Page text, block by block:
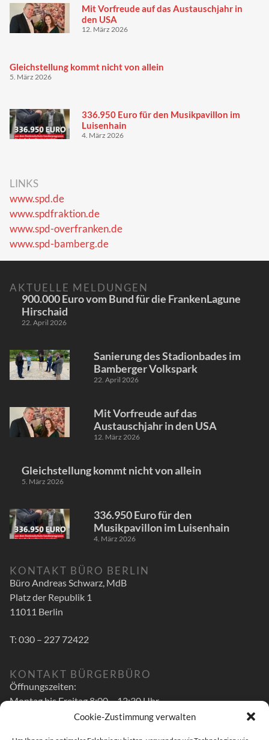
Cookie-Zustimmung verwalten
Mit Vorfreude auf das Austauschjahr in
den USA
12. März 2026
Gleichstellung kommt nicht von allein
5. März 2026
336.950 Euro für den Musikpavillon im
Luisenhain
4. März 2026
LINKS
www.spd.de
www.spdfraktion.de
www.spd-overfranken.de
www.spd-bamberg.de
AKTUELLE MELDUNGEN
900.000 Euro vom Bund für die FrankenLagune
Hirschaid
22. April 2026
Sanierung des Stadionbades im
Bamberger Volkspark
22. April 2026
Mit Vorfreude auf das
Austauschjahr in den USA
12. März 2026
Gleichstellung kommt nicht von allein
5. März 2026
336.950 Euro für den
Musikpavillon im Luisenhain
4. März 2026
KONTAKT BÜRO BERLIN
Büro Andreas Schwarz, MdB
Platz der Republik 1
11011 Berlin
T: 030 – 227 72422
KONTAKT BÜRGERBÜRO
Öffnungszeiten:
Montag bis Freitag 8:00 – 12:30 Uhr